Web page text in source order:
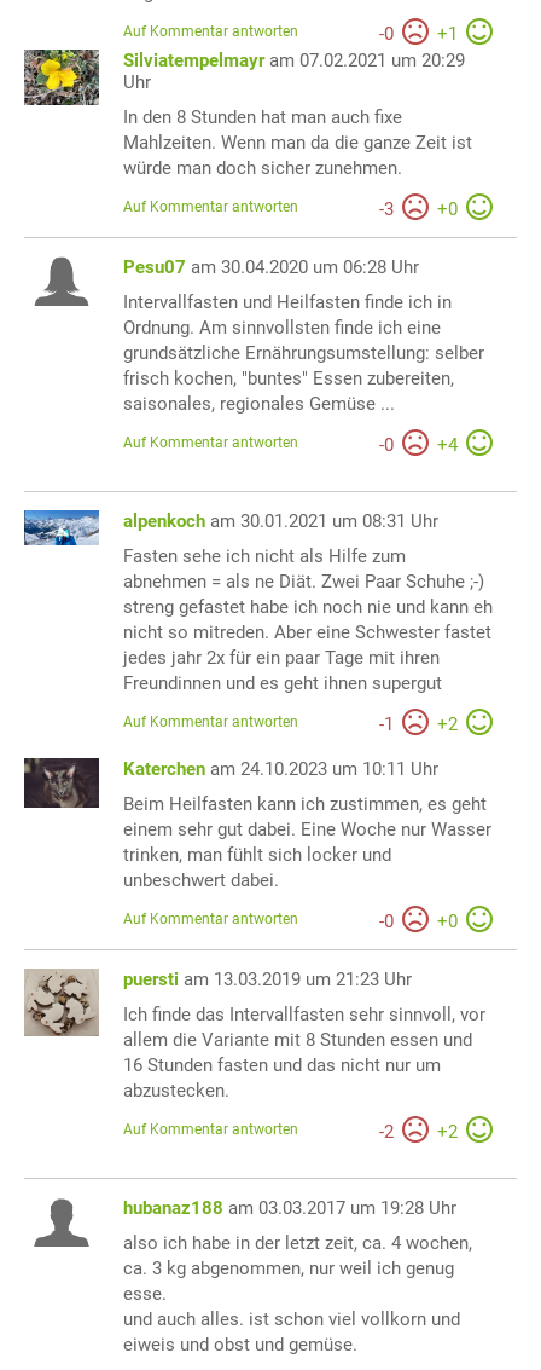
-0 +1
Auf Kommentar antworten
Silviatempelmayr am 07.02.2021 um 20:29
Uhr
In den 8 Stunden hat man auch fixe
Mahlzeiten. Wenn man da die ganze Zeit ist
würde man doch sicher zunehmen.
-3 +0
Auf Kommentar antworten
Pesu07 am 30.04.2020 um 06:28 Uhr
Intervallfasten und Heilfasten finde ich in
Ordnung. Am sinnvollsten finde ich eine
grundsätzliche Ernährungsumstellung: selber
frisch kochen, "buntes" Essen zubereiten,
saisonales, regionales Gemüse ...
-0 +4
Auf Kommentar antworten
alpenkoch am 30.01.2021 um 08:31 Uhr
Fasten sehe ich nicht als Hilfe zum
abnehmen = als ne Diät. Zwei Paar Schuhe ;-)
streng gefastet habe ich noch nie und kann eh
nicht so mitreden. Aber eine Schwester fastet
jedes jahr 2x für ein paar Tage mit ihren
Freundinnen und es geht ihnen supergut
-1 +2
Auf Kommentar antworten
Katerchen am 24.10.2023 um 10:11 Uhr
Beim Heilfasten kann ich zustimmen, es geht
einem sehr gut dabei. Eine Woche nur Wasser
trinken, man fühlt sich locker und
unbeschwert dabei.
-0 +0
Auf Kommentar antworten
puersti am 13.03.2019 um 21:23 Uhr
Ich finde das Intervallfasten sehr sinnvoll, vor
allem die Variante mit 8 Stunden essen und
16 Stunden fasten und das nicht nur um
abzustecken.
-2 +2
Auf Kommentar antworten
hubanaz188 am 03.03.2017 um 19:28 Uhr
also ich habe in der letzt zeit, ca. 4 wochen,
ca. 3 kg abgenommen, nur weil ich genug
esse.
und auch alles. ist schon viel vollkorn und
eiweis und obst und gemüse.